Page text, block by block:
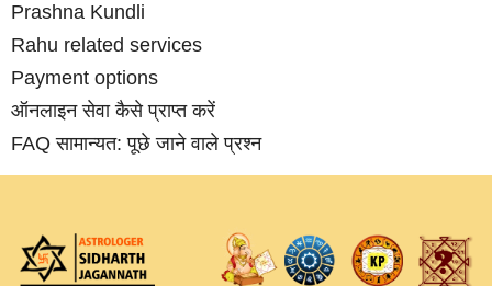
Prashna Kundli
Rahu related services
Payment options
ऑनलाइन सेवा कैसे प्राप्‍त करें
FAQ सामान्‍यत: पूछे जाने वाले प्रश्‍न